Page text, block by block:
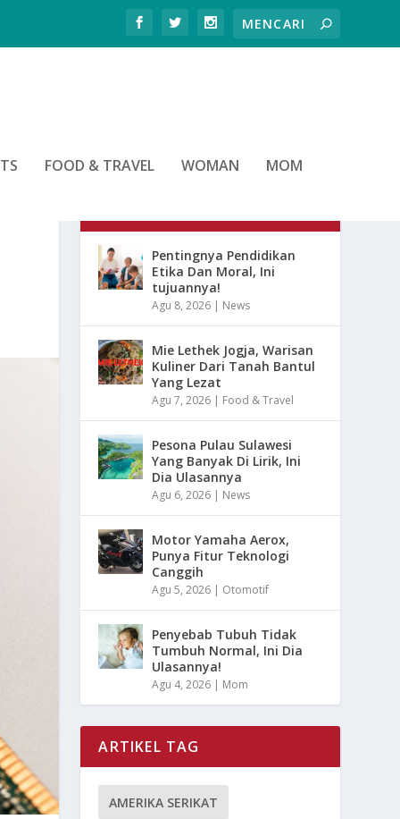
FOOD & TRAVEL WOMAN MOM
Pentingnya Pendidikan
Etika Dan Moral, Ini
tujuannya!
Agu 8, 2026 | News
Mie Lethek Jogja, Warisan
Kuliner Dari Tanah Bantul
Yang Lezat
Agu 7, 2026 | Food & Travel
Pesona Pulau Sulawesi
Yang Banyak Di Lirik, Ini
Dia Ulasannya
Agu 6, 2026 | News
Motor Yamaha Aerox,
Punya Fitur Teknologi
Canggih
Agu 5, 2026 | Otomotif
Penyebab Tubuh Tidak
Tumbuh Normal, Ini Dia
Ulasannya!
Agu 4, 2026 | Mom
ARTIKEL TAG
AMERIKA SERIKAT